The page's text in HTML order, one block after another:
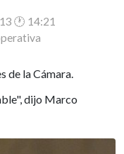
🕐 14:21
de la Cámara.
dijo Marco